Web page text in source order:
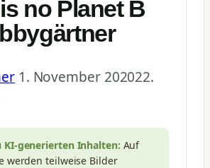
no Planet B
1. November 202022.
KI-generierten Inhalten: Auf
werden teilweise Bilder